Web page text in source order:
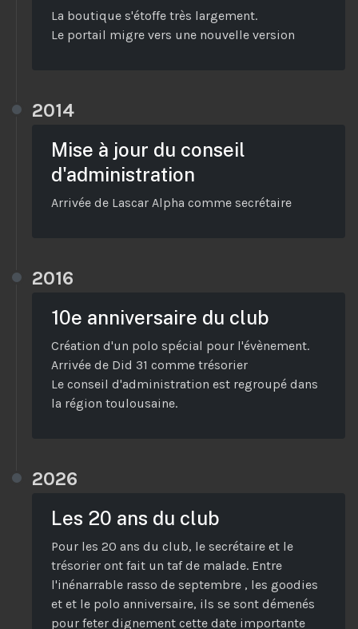
La boutique s'étoffe très largement.
Le portail migre vers une nouvelle version
2014
Mise à jour du conseil
d'administration
Arrivée de Lascar Alpha comme secrétaire
2016
10e anniversaire du club
Création d'un polo spécial pour l'évènement.
Arrivée de Did 31 comme trésorier
Le conseil d'administration est regroupé dans
la région toulousaine.
2026
Les 20 ans du club
Pour les 20 ans du club, le secrétaire et le
trésorier ont fait un taf de malade. Entre
l'inénarrable rasso de septembre , les goodies
et et le polo anniversaire, ils se sont démenés
pour feter dignement cette date importante